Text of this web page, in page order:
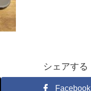
シェアする
Facebook